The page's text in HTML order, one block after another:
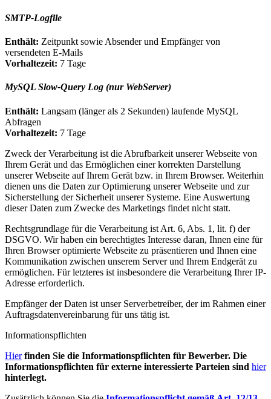
SMTP-Logfile
Enthält: Zeitpunkt sowie Absender und Empfänger von
versendeten E-Mails
Vorhaltezeit: 7 Tage
MySQL Slow-Query Log (nur WebServer)
Enthält: Langsam (länger als 2 Sekunden) laufende MySQL
Abfragen
Vorhaltezeit: 7 Tage
Zweck der Verarbeitung ist die Abrufbarkeit unserer Webseite von
Ihrem Gerät und das Ermöglichen einer korrekten Darstellung
unserer Webseite auf Ihrem Gerät bzw. in Ihrem Browser. Weiterhin
dienen uns die Daten zur Optimierung unserer Webseite und zur
Sicherstellung der Sicherheit unserer Systeme. Eine Auswertung
dieser Daten zum Zwecke des Marketings findet nicht statt.
Rechtsgrundlage für die Verarbeitung ist Art. 6, Abs. 1, lit. f) der
DSGVO. Wir haben ein berechtigtes Interesse daran, Ihnen eine für
Ihren Browser optimierte Webseite zu präsentieren und Ihnen eine
Kommunikation zwischen unserem Server und Ihrem Endgerät zu
ermöglichen. Für letzteres ist insbesondere die Verarbeitung Ihrer IP-
Adresse erforderlich.
Empfänger der Daten ist unser Serverbetreiber, der im Rahmen einer
Auftragsdatenvereinbarung für uns tätig ist.
Informationspflichten
Hierfinden Sie die Informationspflichten für Bewerber. Die
Informationspflichten für externe interessierte Parteien sind hier
hinterlegt.